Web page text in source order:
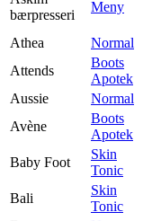
bærpresseri
Meny
Athea
Normal
Attends
Boots
Apotek
Aussie
Normal
Avène
Boots
Apotek
Baby Foot
Skin
Tonic
Bali
Skin
Tonic